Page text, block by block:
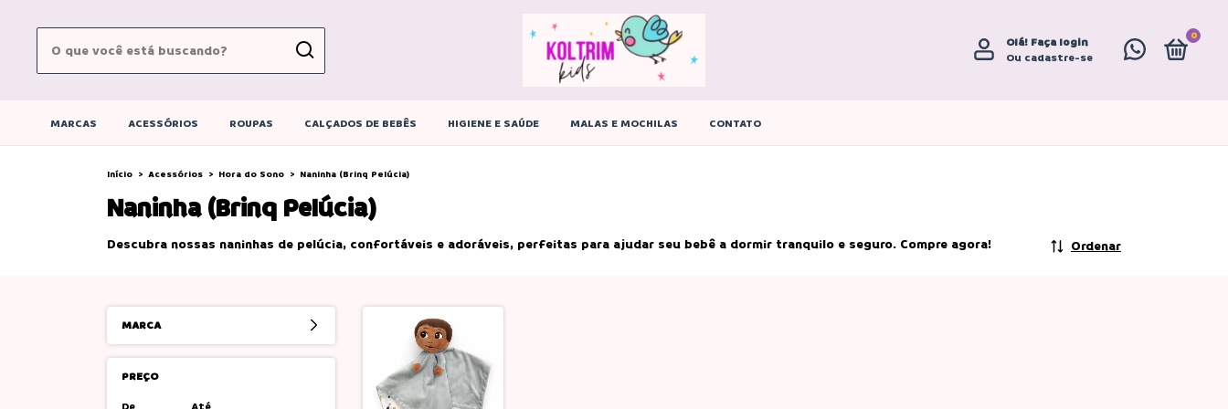
Olá! Faça login
Ou cadastre-se
0
MARCAS ACESSÓRIOS ROUPAS CALÇADOS DE BEBÊS HIGIENE E SAÚDE MALAS E MOCHILAS CONTATO
Início > Acessórios > Hora do Sono > Naninha (Brinq Pelúcia)
Naninha (Brinq Pelúcia)
Descubra nossas naninhas de pelúcia, confortáveis e adoráveis, perfeitas para ajudar seu bebê a dormir tranquilo e seguro. Compre agora! Ordenar
MARCA
PREÇO